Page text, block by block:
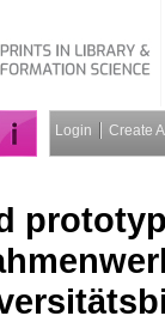
Login Create